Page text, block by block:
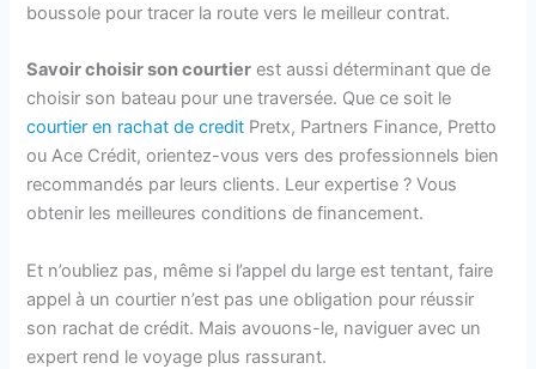
boussole pour tracer la route vers le meilleur contrat.
Savoir choisir son courtier est aussi déterminant que de
choisir son bateau pour une traversée. Que ce soit le
courtier en rachat de credit Pretx, Partners Finance, Pretto
ou Ace Crédit, orientez-vous vers des professionnels bien
recommandés par leurs clients. Leur expertise ? Vous
obtenir les meilleures conditions de financement.
Et n’oubliez pas, même si l’appel du large est tentant, faire
appel à un courtier n’est pas une obligation pour réussir
son rachat de crédit. Mais avouons-le, naviguer avec un
expert rend le voyage plus rassurant.